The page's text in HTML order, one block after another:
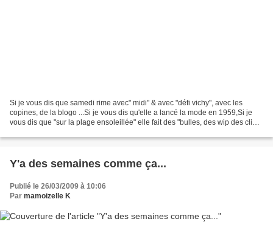
Si je vous dis que samedi rime avec" midi" & avec "défi vichy", avec les
copines, de la blogo ...Si je vous dis qu'elle a lancé la mode en 1959,Si je
vous dis que "sur la plage ensoleillée" elle fait des "bulles, des wip des clip !
Y'a des semaines comme ça...
Publié le 26/03/2009 à 10:06
Par mamoizelle K